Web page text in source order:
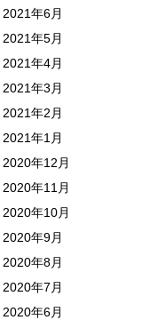
2021年6月
2021年5月
2021年4月
2021年3月
2021年2月
2021年1月
2020年12月
2020年11月
2020年10月
2020年9月
2020年8月
2020年7月
2020年6月